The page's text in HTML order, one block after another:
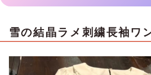
雪の結晶ラメ刺繍長袖ワ